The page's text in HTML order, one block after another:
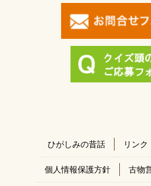
ひがしみの昔話 リンク
個人情報保護方針 古物